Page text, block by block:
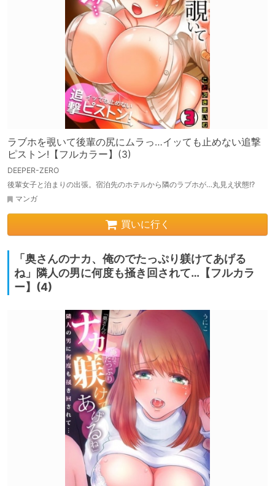
ラブホを覗いて後輩の尻にムラっ…イッても止めない追撃
ピストン!【フルカラー】(3)
DEEPER-ZERO
後輩女子と泊まりの出張。宿泊先のホテルから隣のラブホが…丸見え状態!?
マンガ
買いに行く
「奥さんのナカ、俺のでたっぷり躾けてあげる
ね」隣人の男に何度も掻き回されて…【フルカラ
ー】(4)